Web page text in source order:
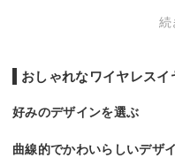
能
IPX4
続
おしゃれなワイヤレスイ
好みのデザインを選ぶ
曲線的でかわいらしいデザ